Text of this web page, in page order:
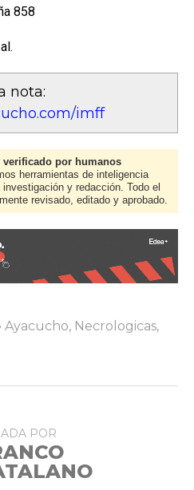
858
nota:
imff
por humanos
herramientas de inteligencia
y redacción. Todo el
revisado, editado y aprobado.
Ayacucho, Necrologicas,
POR